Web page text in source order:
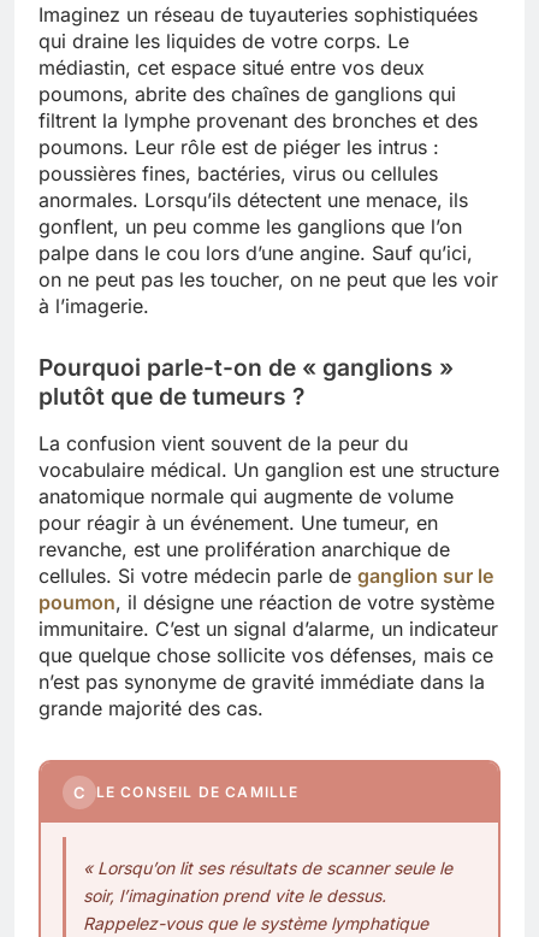
Imaginez un réseau de tuyauteries sophistiquées
qui draine les liquides de votre corps. Le
médiastin, cet espace situé entre vos deux
poumons, abrite des chaînes de ganglions qui
filtrent la lymphe provenant des bronches et des
poumons. Leur rôle est de piéger les intrus :
poussières fines, bactéries, virus ou cellules
anormales. Lorsqu’ils détectent une menace, ils
gonflent, un peu comme les ganglions que l’on
palpe dans le cou lors d’une angine. Sauf qu’ici,
on ne peut pas les toucher, on ne peut que les voir
à l’imagerie.
Pourquoi parle-t-on de « ganglions »
plutôt que de tumeurs ?
La confusion vient souvent de la peur du
vocabulaire médical. Un ganglion est une structure
anatomique normale qui augmente de volume
pour réagir à un événement. Une tumeur, en
revanche, est une prolifération anarchique de
cellules. Si votre médecin parle de ganglion sur le
poumon, il désigne une réaction de votre système
immunitaire. C’est un signal d’alarme, un indicateur
que quelque chose sollicite vos défenses, mais ce
n’est pas synonyme de gravité immédiate dans la
grande majorité des cas.
C LE CONSEIL DE CAMILLE
« Lorsqu’on lit ses résultats de scanner seule le
soir, l’imagination prend vite le dessus.
Rappelez-vous que le système lymphatique